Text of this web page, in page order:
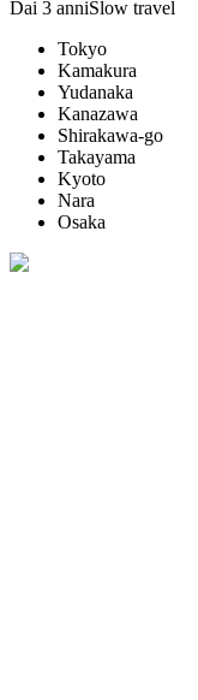
Dai 3 anniSlow travel
Tokyo
Kamakura
Yudanaka
Kanazawa
Shirakawa-go
Takayama
Kyoto
Nara
Osaka